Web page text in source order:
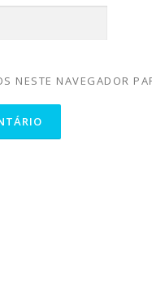
NESTE NAVEGADOR